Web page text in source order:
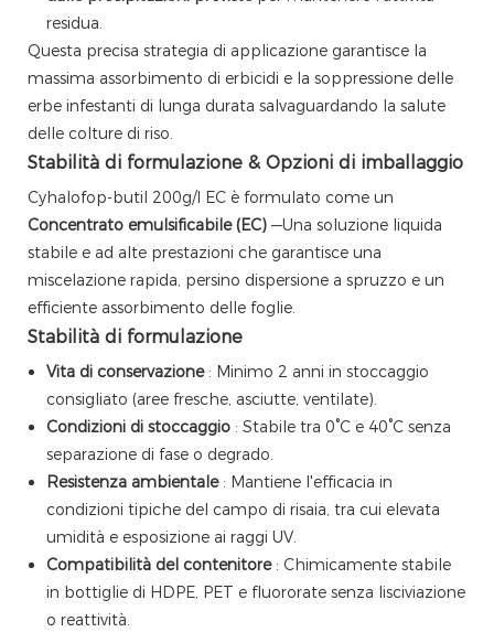
residua.
Questa precisa strategia di applicazione garantisce la
massima assorbimento di erbicidi e la soppressione delle
erbe infestanti di lunga durata salvaguardando la salute
delle colture di riso.
Stabilità di formulazione & Opzioni di imballaggio
Cyhalofop-butil 200g/l EC è formulato come un
Concentrato emulsificabile (EC) —Una soluzione liquida
stabile e ad alte prestazioni che garantisce una
miscelazione rapida, persino dispersione a spruzzo e un
efficiente assorbimento delle foglie.
Stabilità di formulazione
Vita di conservazione : Minimo 2 anni in stoccaggio
consigliato (aree fresche, asciutte, ventilate).
Condizioni di stoccaggio : Stabile tra 0°C e 40°C senza
separazione di fase o degrado.
Resistenza ambientale : Mantiene l'efficacia in
condizioni tipiche del campo di risaia, tra cui elevata
umidità e esposizione ai raggi UV.
Compatibilità del contenitore : Chimicamente stabile
in bottiglie di HDPE, PET e fluororate senza lisciviazione
o reattività.